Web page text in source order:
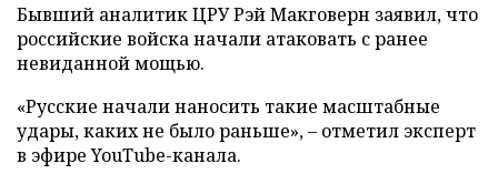
Бывший аналитик ЦРУ Рэй Макговерн заявил, что
российские войска начали атаковать с ранее
невиданной мощью.
«Русские начали наносить такие масштабные
удары, каких не было раньше», – отметил эксперт
в эфире YouTube-канала.